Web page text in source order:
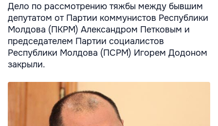
Дело по рассмотрению тяжбы между бывшим
депутатом от Партии коммунистов Республики
Молдова (ПКРМ) Александром Петковым и
председателем Партии социалистов
Республики Молдова (ПСРМ) Игорем Додоном
закрыли.